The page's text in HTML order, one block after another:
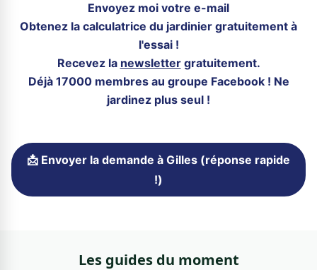
Envoyez moi votre e-mail
Obtenez la calculatrice du jardinier gratuitement à
l'essai !
Recevez la newslettergratuitement.
Déjà 17000 membres au groupe Facebook ! Ne
jardinez plus seul !
📩 Envoyer la demande à Gilles (réponse rapide
!)
Les guides du moment